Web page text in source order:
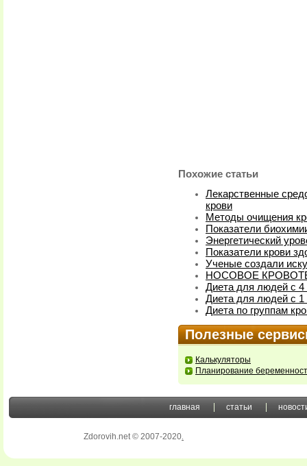
Похожие статьи
Лекарственные
крови
Методы очищения
Показатели
Энергетический
Показатели крови
Ученые создали
НОСОВОЕ
Диета для людей с 4
Диета для людей с 1
Диета по группам
Полезные
Калькуляторы
Планирование
главная статьи
Zdorovih.net © 2007-2020